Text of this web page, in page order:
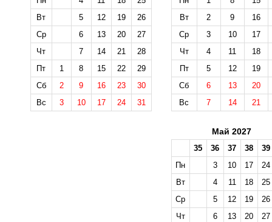
Вт
5 12 19
26
Ср
6 13 20
27
Чт
7 14 21
28
Пт
1 8 15 22
29
Сб
2 9 16 23
30
Вс
3 10 17 24 31
Вт
2 9
16
Ср
3 10
17
Чт
4 11
18
Пт
5 12
19
Сб
6 13
20
Вс
7 14 21
Май 2027
35 36 37 38
39
Пн
3 10 17
24
Вт
4 11 18
25
Ср
5 12 19
26
Чт
6 13 20
27